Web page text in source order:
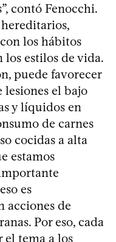
contó Fenocchi.
los hábitos
estilos de vida.
puede favorecer
el bajo
y líquidos en
de carnes
cocidas a alta
estamos
es
acciones de
Por eso, cada
el tema a los